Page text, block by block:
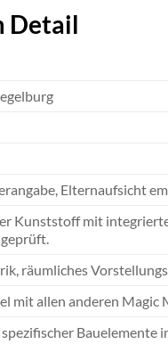
Detail
Elternaufsicht
Kunststoff mit
räumliches
mit allen anderen Magic
Bauelemente